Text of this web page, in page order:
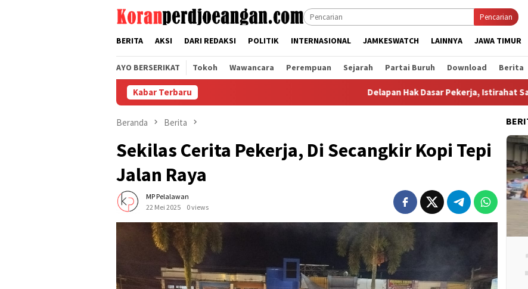
Pencarian
BERITA AKSI DARI REDAKSI POLITIK INTERNASIONAL JAMKESWATCH LAINNYA JAWA TIMUR
AYO BERSERIKAT Tokoh Wawancara Perempuan Sejarah Partai Buruh Download Berita
Kabar Terbaru Delapan Hak Dasar Pekerja, Istirahat Salah
Beranda Berita
Sekilas Cerita Pekerja, Di Secangkir Kopi Tepi
Jalan Raya
MP Pelalawan
22 Mei 2025
0 views